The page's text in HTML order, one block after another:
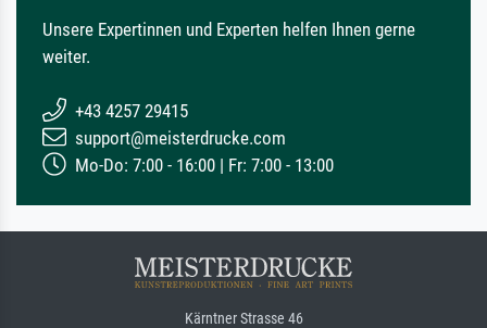
Unsere Expertinnen und Experten helfen Ihnen gerne
weiter.
+43 4257 29415
support@meisterdrucke.com
Mo-Do: 7:00 - 16:00 | Fr: 7:00 - 13:00
Kärntner Strasse 46